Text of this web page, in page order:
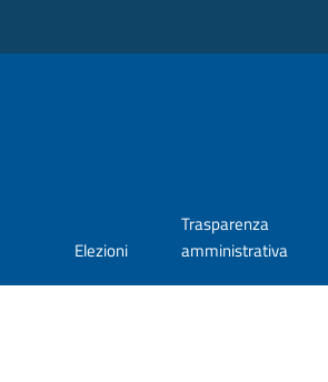
Elezioni
Trasparenza
amministrativa